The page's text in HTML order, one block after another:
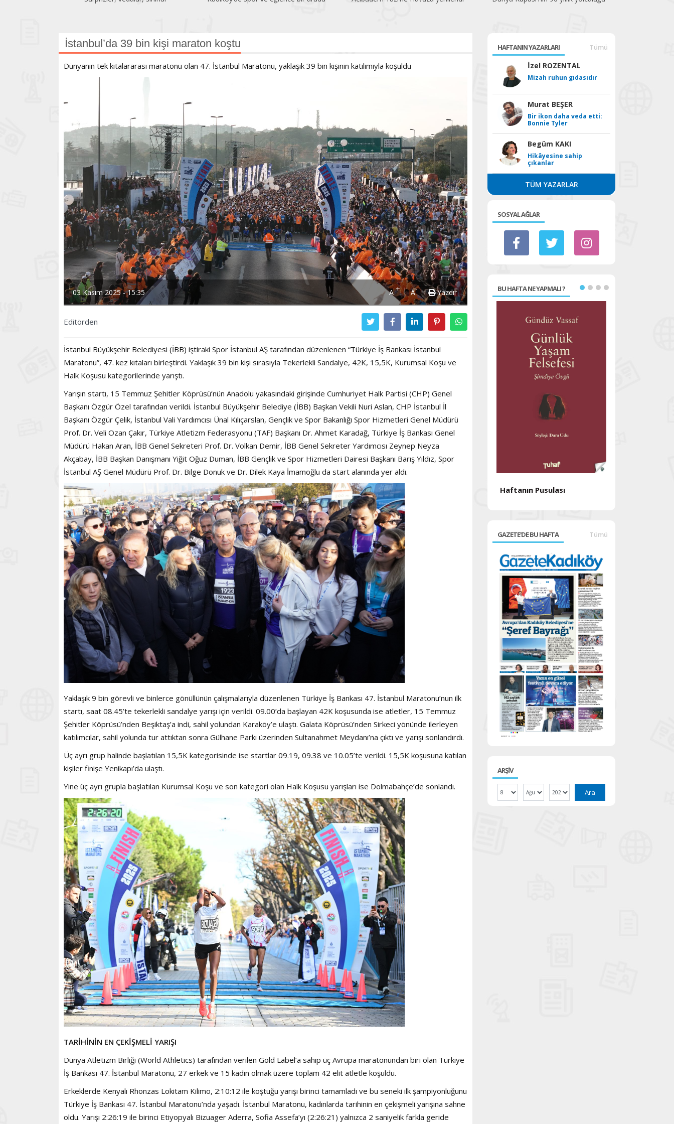
İstanbul’da 39 bin kişi maraton koştu
Dünyanın tek kıtalararası maratonu olan 47. İstanbul Maratonu, yaklaşık 39 bin kişinin katılımıyla koşuldu
03 Kasım 2025 - 15:35 A+ A- Yazdır
Editörden
İstanbul Büyükşehir Belediyesi (İBB) iştiraki Spor İstanbul AŞ tarafından düzenlenen “Türkiye İş Bankası İstanbul
Maratonu”, 47. kez kıtaları birleştirdi. Yaklaşık 39 bin kişi sırasıyla Tekerlekli Sandalye, 42K, 15,5K, Kurumsal Koşu ve
Halk Koşusu kategorilerinde yarıştı.
Yarışın startı, 15 Temmuz Şehitler Köprüsü’nün Anadolu yakasındaki girişinde Cumhuriyet Halk Partisi (CHP) Genel
Başkanı Özgür Özel tarafından verildi. İstanbul Büyükşehir Belediye (İBB) Başkan Vekili Nuri Aslan, CHP İstanbul İl
Başkanı Özgür Çelik, İstanbul Vali Yardımcısı Ünal Kılıçarslan, Gençlik ve Spor Bakanlığı Spor Hizmetleri Genel Müdürü
Prof. Dr. Veli Ozan Çakır, Türkiye Atletizm Federasyonu (TAF) Başkanı Dr. Ahmet Karadağ, Türkiye İş Bankası Genel
Müdürü Hakan Aran, İBB Genel Sekreteri Prof. Dr. Volkan Demir, İBB Genel Sekreter Yardımcısı Zeynep Neyza
Akçabay, İBB Başkan Danışmanı Yiğit Oğuz Duman, İBB Gençlik ve Spor Hizmetleri Dairesi Başkanı Barış Yıldız, Spor
İstanbul AŞ Genel Müdürü Prof. Dr. Bilge Donuk ve Dr. Dilek Kaya İmamoğlu da start alanında yer aldı.
Yaklaşık 9 bin görevli ve binlerce gönüllünün çalışmalarıyla düzenlenen Türkiye İş Bankası 47. İstanbul Maratonu’nun ilk
startı, saat 08.45’te tekerlekli sandalye yarışı için verildi. 09.00’da başlayan 42K koşusunda ise atletler, 15 Temmuz
Şehitler Köprüsü’nden Beşiktaş’a indi, sahil yolundan Karaköy’e ulaştı. Galata Köprüsü’nden Sirkeci yönünde ilerleyen
katılımcılar, sahil yolunda tur attıktan sonra Gülhane Parkı üzerinden Sultanahmet Meydanı’na çıktı ve yarışı sonlandırdı.
Üç ayrı grup halinde başlatılan 15,5K kategorisinde ise startlar 09.19, 09.38 ve 10.05’te verildi. 15,5K koşusuna katılan
kişiler finişe Yenikapı’da ulaştı.
Yine üç ayrı grupla başlatılan Kurumsal Koşu ve son kategori olan Halk Koşusu yarışları ise Dolmabahçe’de sonlandı.
TARİHİNİN EN ÇEKİŞMELİ YARIŞI
Dünya Atletizm Birliği (World Athletics) tarafından verilen Gold Label’a sahip üç Avrupa maratonundan biri olan Türkiye
İş Bankası 47. İstanbul Maratonu, 27 erkek ve 15 kadın olmak üzere toplam 42 elit atletle koşuldu.
Erkeklerde Kenyalı Rhonzas Lokitam Kilimo, 2:10:12 ile koştuğu yarışı birinci tamamladı ve bu seneki ilk şampiyonluğunu
Türkiye İş Bankası 47. İstanbul Maratonu’nda yaşadı. İstanbul Maratonu, kadınlarda tarihinin en çekişmeli yarışına sahne
oldu. Yarışı 2:26:19 ile birinci Etiyopyalı Bizuager Aderra, Sofia Assefa’yı (2:26:21) yalnızca 2 saniyelik farkla geride
HAFTANIN YAZARLARI Tümü
İzel ROZENTAL
Mizah ruhun gıdasıdır
Murat BEŞER
Bir ikon daha veda etti:
Bonnie Tyler
Begüm KAKI
Hikâyesine sahip
çıkanlar
TÜM YAZARLAR
SOSYAL AĞLAR
BU HAFTA NE YAPMALI ?
Haftanın Pusulası
Haftanın Pusulası
GAZETE'DE BU HAFTA Tümü
ARŞİV
Ara